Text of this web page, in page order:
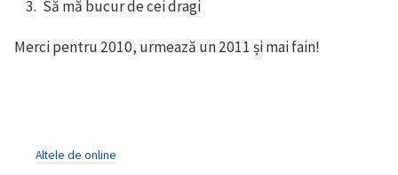
Să mă bucur de cei dragi
Merci pentru 2010, urmează un 2011 și mai fain!
Altele de online